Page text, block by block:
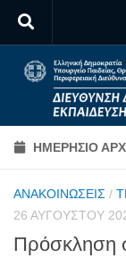
Skip to content
ΗΜΕΡΉΣΙΟ
ΑΝΑΚΟΙΝΏΣΕΙΣ /
26 ΑΥΓΟΎΣΤΟΥ
Πρόσκληση